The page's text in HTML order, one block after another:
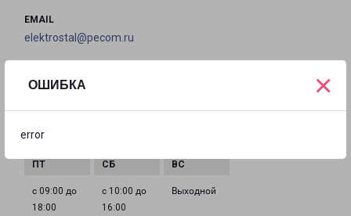
ОШИБКА
error
×
EMAIL
elektrostal@pecom.ru
18:00
с 09:00 до
18:00
с 10:00 до
16:00
Выходной